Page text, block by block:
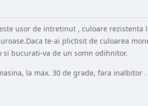
usor de intretinut , culoare
te-ai plictisit de culoarea
bucurati-va de un somn odihnitor.
la max. 30 de grade, fara inalbitor .